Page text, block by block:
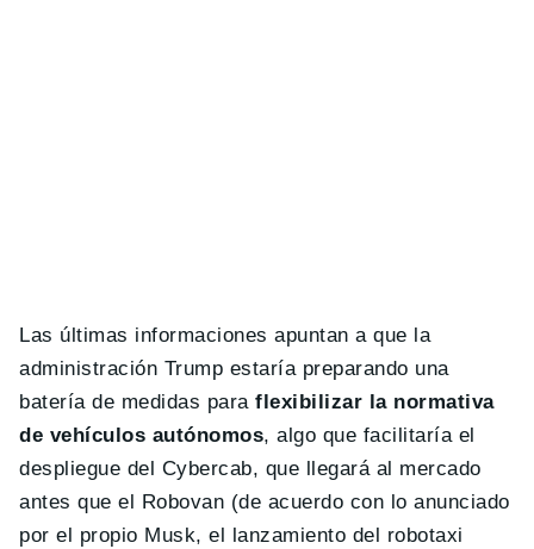
Las últimas informaciones apuntan a que la
administración Trump estaría preparando una
batería de medidas paraflexibilizar la normativa
de vehículos autónomos, algo que facilitaría el
despliegue del Cybercab, que llegará al mercado
antes que el Robovan (de acuerdo con lo anunciado
por el propio Musk, el lanzamiento del robotaxi